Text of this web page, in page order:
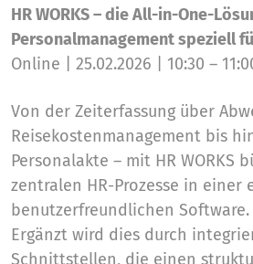
HR WORKS – die All-in-One-
Personalmanagement speziell
Online | 25.02.2026 | 10:30 –
Von der Zeiterfassung über
Reisekostenmanagement bis
Personalakte – mit HR WORKS
zentralen HR-Prozesse in einer
benutzerfreundlichen Software.
Ergänzt wird dies durch
Schnittstellen, die einen